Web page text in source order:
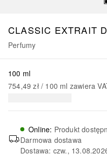
CLASSIC EXTRAIT
Perfumy
100 ml
754,49 zł / 100 ml zawiera
Online: Produkt
Darmowa dostawa
Dostawa: czw.,